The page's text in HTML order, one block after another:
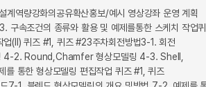
계역량강화의공유확산홍보/예시 영상강좌 운영 계획
구속조건의 종류와 활용 및 예제를통한 스케치 작업
(II) 퀴즈 #1, 퀴즈 #23주차회전방법3-1. 회전
4-2. Round,Chamfer 형상모델링 4-3. Shell,
통한 형상모델링 편집작업 퀴즈 #1, 퀴즈